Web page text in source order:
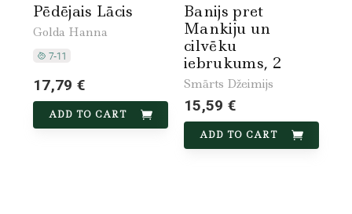
Pēdējais Lācis
Golda Hanna
17,79 €
ADD TO CART
Banijs pret
Mankiju un
cilvēku
iebrukums, 2
Smārts Džeimijs
15,59 €
ADD TO CART